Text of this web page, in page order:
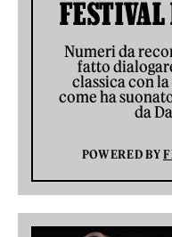
Numeri da
fatto
classica con
come ha
da
POWERED BY